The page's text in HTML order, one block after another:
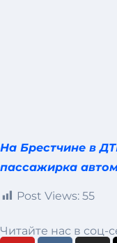
На Брестчине в
пассажирка
Post Views: 55
Читайте нас в соц-